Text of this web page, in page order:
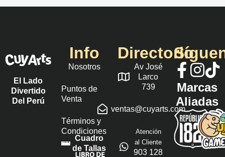
El Lado
Divertido
Del Perú
Info
Nosotros
Puntos de
Venta
Términos y
Condiciones
Cuadro
de Tallas
Directorio
Av José
Larco
739
ventas@cuyarts.com
Atención
al Cliente
903 128
Marcas
Aliadas